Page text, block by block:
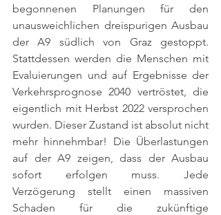
begonnenen Planungen für den
unausweichlichen dreispurigen Ausbau
der A9 südlich von Graz gestoppt.
Stattdessen werden die Menschen mit
Evaluierungen und auf Ergebnisse der
Verkehrsprognose 2040 vertröstet, die
eigentlich mit Herbst 2022 versprochen
wurden. Dieser Zustand ist absolut nicht
mehr hinnehmbar! Die Überlastungen
auf der A9 zeigen, dass der Ausbau
sofort erfolgen muss. Jede
Verzögerung stellt einen massiven
Schaden für die zukünftige